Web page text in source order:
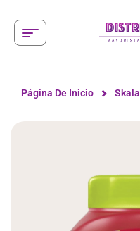
Página De Inicio Skala